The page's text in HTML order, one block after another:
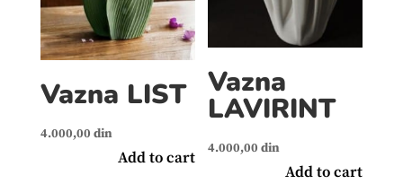
Vazna LIST
4.000,00 din
Add to cart
Vazna
LAVIRINT
4.000,00 din
Add to cart